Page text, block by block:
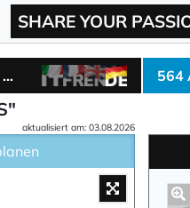
SHARE YOUR
ALPEN-MARATHON „7/6/50“ – ALPENPÄSSE-TOUR ERSTELLEN, BEI DER CHALLENGE MITMACHEN ODER ALPENPÄSSE-POSTER BESTELLEN.
aktualisiert am: 03.08.2026